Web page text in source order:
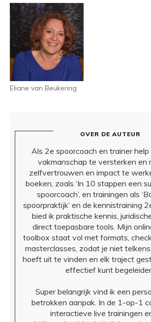
Eliane van Beukering
OVER DE AUTEUR
Als 2e spoorcoach en trainer help
vakmanschap te versterken en
zelfvertrouwen en impact te
boeken, zoals ‘In 10 stappen een
spoorcoach’, en trainingen als
spoorpraktijk’ en de kennistraining
bied ik praktische kennis,
direct toepasbare tools. Mijn
toolbox staat vol met formats,
masterclasses, zodat je niet
hoeft uit te vinden en elk traject
effectief kunt
Super belangrijk vind ik een
betrokken aanpak. In de 1-op-1
interactieve live trainingen